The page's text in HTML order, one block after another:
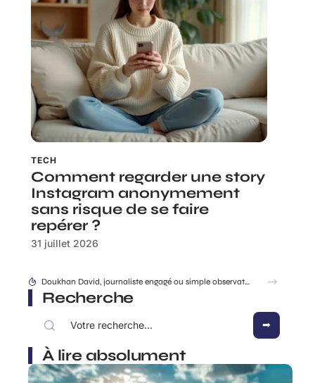
TECH
Comment regarder une story
Instagram anonymement
sans risque de se faire
repérer ?
31 juillet 2026
Différence entre sri et srri : tout comprendre pour choisir correctement
Recherche
À lire absolument